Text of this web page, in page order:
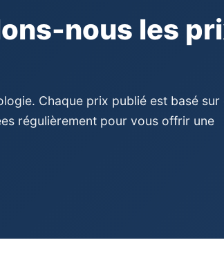
nous les
Chaque prix publié est basé sur
régulièrement pour vous offrir une